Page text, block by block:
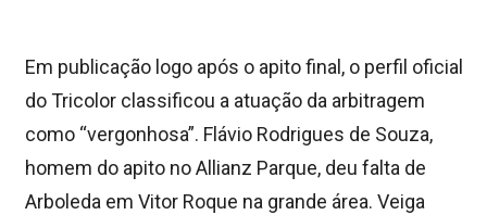
Em publicação logo após o apito final, o perfil oficial
do Tricolor classificou a atuação da arbitragem
como “vergonhosa”. Flávio Rodrigues de Souza,
homem do apito no Allianz Parque, deu falta de
Arboleda em Vitor Roque na grande área. Veiga